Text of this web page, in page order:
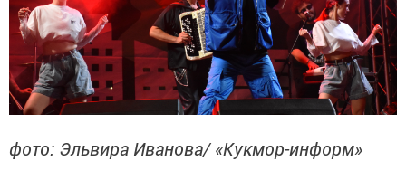
фото: Эльвира Иванова/ «Кукмор-информ»